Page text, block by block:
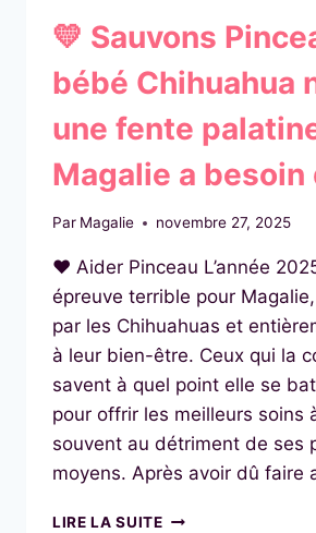
💛 Sauvons
bébé Chihuahua
une fente
Magalie a besoin
Par Magalie novembre 27, 2025
❤️ Aider Pinceau L’année
épreuve terrible pour
par les Chihuahuas et
à leur bien-être. Ceux qui la
savent à quel point elle se
pour offrir les meilleurs soins
souvent au détriment de ses
moyens. Après avoir dû faire
LIRE LA SUITE💛